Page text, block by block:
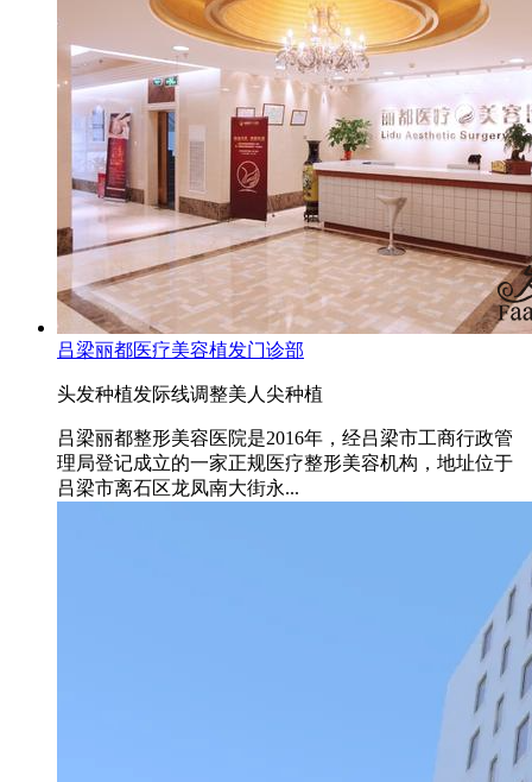
吕梁丽都医疗美容植发门诊部
头发种植发际线调整美人尖种植
吕梁丽都整形美容医院是2016年，经吕梁市工商行政管
理局登记成立的一家正规医疗整形美容机构，地址位于
吕梁市离石区龙凤南大街永...